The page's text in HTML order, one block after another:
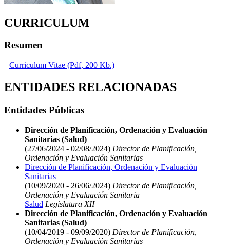
CURRICULUM
Resumen
Curriculum Vitae (Pdf, 200 Kb.)
ENTIDADES RELACIONADAS
Entidades Públicas
Dirección de Planificación, Ordenación y Evaluación
Sanitarias (Salud)
(27/06/2024 - 02/08/2024) Director de Planificación,
Ordenación y Evaluación Sanitarias
Dirección de Planificación, Ordenación y Evaluación
Sanitarias
(10/09/2020 - 26/06/2024) Director de Planificación,
Ordenación y Evaluación Sanitaria
Salud Legislatura XII
Dirección de Planificación, Ordenación y Evaluación
Sanitarias (Salud)
(10/04/2019 - 09/09/2020) Director de Planificación,
Ordenación y Evaluación Sanitarias